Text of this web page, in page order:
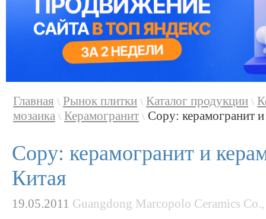
Главная \ Рынок плитки \ Каталог продукции \
мозаика \ Керамогранит \ Copy: керамогранит
Copy: керамогранит и
Китая
19.05.2011 Guangdong Marcopolo Ceramics